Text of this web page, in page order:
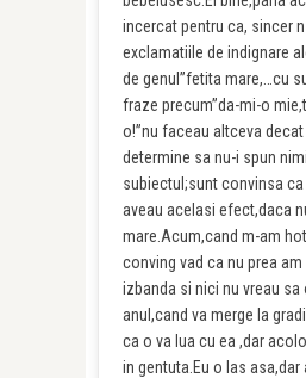
incercat pentru ca, sincer
exclamatiile de indignare
de genul”fetita mare,…cu
fraze precum”da-mi-o
o!”nu faceau altceva
determine sa nu-i spun
subiectul;sunt convinsa
aveau acelasi efect,daca
mare.Acum,cand m-am
conving vad ca nu prea
izbanda si nici nu vreau sa
anul,cand va merge la
ca o va lua cu ea ,dar
in gentuta.Eu o las asa,dar